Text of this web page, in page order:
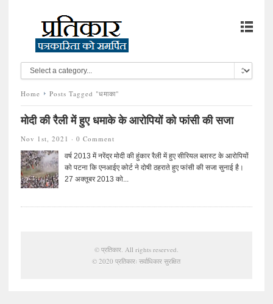
Home Posts Tagged "धमाका"
मोदी की रैली में हुए धमाके के आरोपियों को फांसी की सजा
Nov 1st, 2021 · 0 Comment
वर्ष 2013 में नरेंद्र मोदी की हुंकार रैली में हुए सीरियल ब्लास्ट के आरोपियों
को पटना कि एनआईए कोर्ट ने दोषी ठहराते हुए फांसी की सजा सुनाई है।
27 अक्तूबर 2013 को...
© प्रतिकार. All rights reserved.
© 2020 प्रतिकारः सर्वाधिकार सुरक्षित